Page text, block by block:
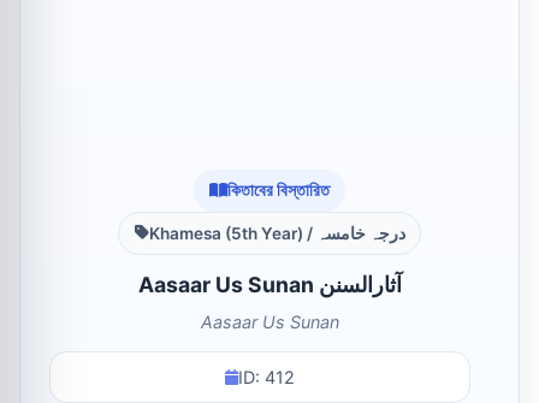
কিতাবের বিস্তারিত
Khamesa (5th Year) / درجہ خامسہ
Aasaar Us Sunan آثارالسنن
Aasaar Us Sunan
ID: 412